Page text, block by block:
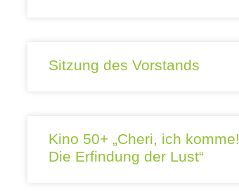
Sitzung des Vorstands
Kino 50+ „Cheri, ich komme!
Die Erfindung der Lust“